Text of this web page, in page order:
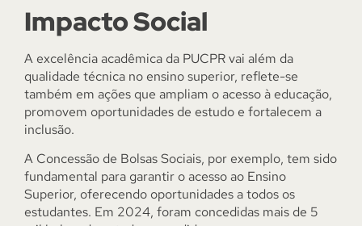
Impacto Social
A excelência acadêmica da PUCPR vai além da
qualidade técnica no ensino superior, reflete-se
também em ações que ampliam o acesso à educação,
promovem oportunidades de estudo e fortalecem a
inclusão.
A Concessão de Bolsas Sociais, por exemplo, tem sido
fundamental para garantir o acesso ao Ensino
Superior, oferecendo oportunidades a todos os
estudantes. Em 2024, foram concedidas mais de 5